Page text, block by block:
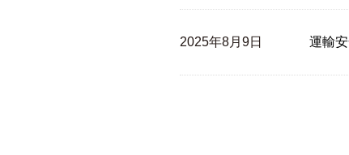
2025年8月9日 運輸